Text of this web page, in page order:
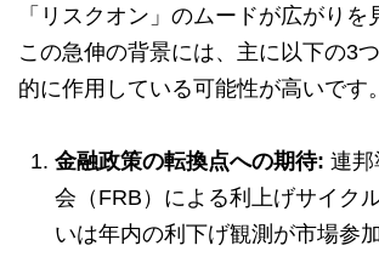
「リスクオン」のムードが広がりを
この急伸の背景には、主に以下の3
的に作用している可能性が高いです。
金融政策の転換点への期待: 連邦
会（FRB）による利上げサイク
いは年内の利下げ観測が市場参